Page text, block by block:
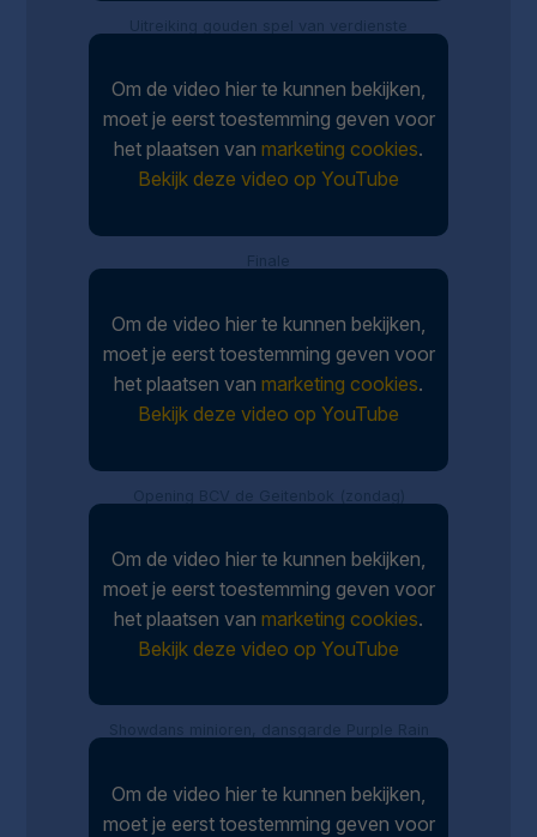
Om de video hier te kunnen bekijken,
moet je eerst toestemming geven voor
het plaatsen van marketing cookies.
Bekijk deze video op YouTube
Om de video hier te kunnen bekijken,
moet je eerst toestemming geven voor
het plaatsen van marketing cookies.
Bekijk deze video op YouTube
Om de video hier te kunnen bekijken,
moet je eerst toestemming geven voor
het plaatsen van marketing cookies.
Bekijk deze video op YouTube
Om de video hier te kunnen bekijken,
moet je eerst toestemming geven voor